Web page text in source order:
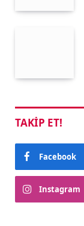
TAKIP ET!
Facebook
Instagram